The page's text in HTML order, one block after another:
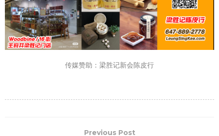
传媒赞助：梁胜记新会陈皮行
Previous Post